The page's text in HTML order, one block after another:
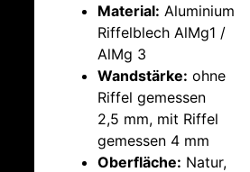
Material: Aluminium
Riffelblech AlMg1 /
AlMg 3
Wandstärke: ohne
Riffel gemessen
2,5 mm, mit Riffel
gemessen 4 mm
Oberfläche: Natur,